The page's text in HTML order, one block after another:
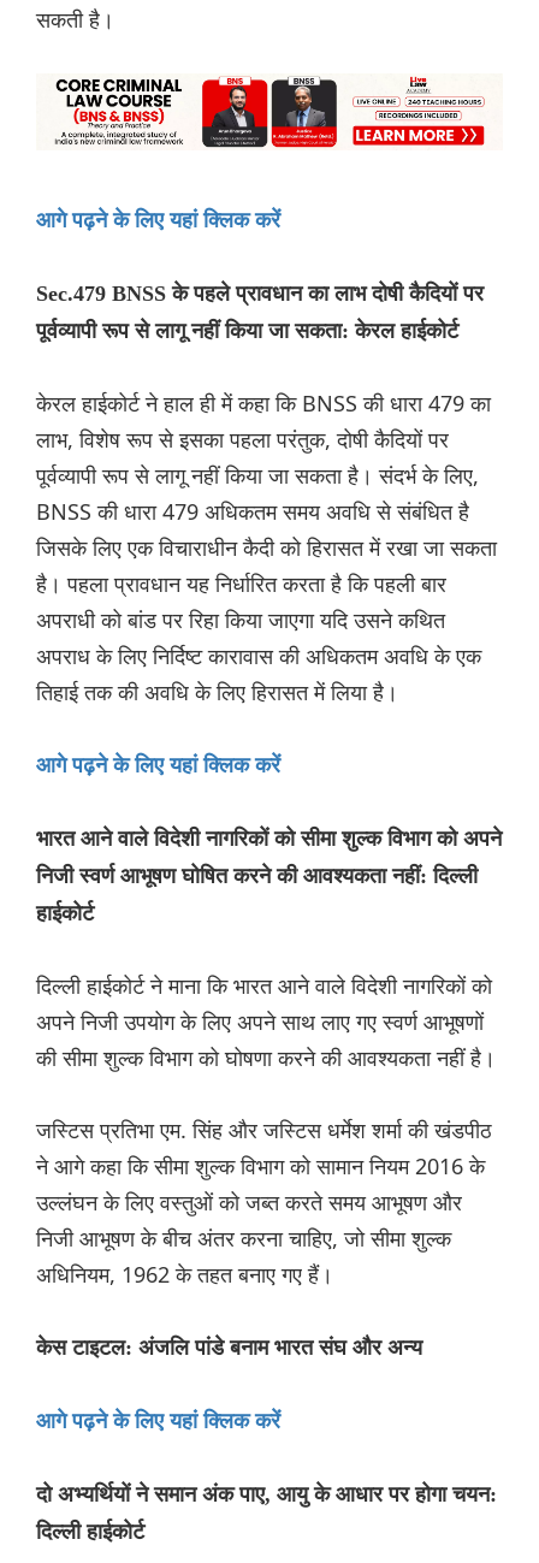
सकती है।
आगे पढ़ने के लिए यहां क्लिक करें
Sec.479 BNSS के पहले प्रावधान का लाभ दोषी कैदियों पर
पूर्वव्यापी रूप से लागू नहीं किया जा सकता: केरल हाईकोर्ट
केरल हाईकोर्ट ने हाल ही में कहा कि BNSS की धारा 479 का
लाभ, विशेष रूप से इसका पहला परंतुक, दोषी कैदियों पर
पूर्वव्यापी रूप से लागू नहीं किया जा सकता है। संदर्भ के लिए,
BNSS की धारा 479 अधिकतम समय अवधि से संबंधित है
जिसके लिए एक विचाराधीन कैदी को हिरासत में रखा जा सकता
है। पहला प्रावधान यह निर्धारित करता है कि पहली बार
अपराधी को बांड पर रिहा किया जाएगा यदि उसने कथित
अपराध के लिए निर्दिष्ट कारावास की अधिकतम अवधि के एक
तिहाई तक की अवधि के लिए हिरासत में लिया है।
आगे पढ़ने के लिए यहां क्लिक करें
भारत आने वाले विदेशी नागरिकों को सीमा शुल्क विभाग को अपने
निजी स्वर्ण आभूषण घोषित करने की आवश्यकता नहीं: दिल्ली
हाईकोर्ट
दिल्ली हाईकोर्ट ने माना कि भारत आने वाले विदेशी नागरिकों को
अपने निजी उपयोग के लिए अपने साथ लाए गए स्वर्ण आभूषणों
की सीमा शुल्क विभाग को घोषणा करने की आवश्यकता नहीं है।
जस्टिस प्रतिभा एम. सिंह और जस्टिस धर्मेश शर्मा की खंडपीठ
ने आगे कहा कि सीमा शुल्क विभाग को सामान नियम 2016 के
उल्लंघन के लिए वस्तुओं को जब्त करते समय आभूषण और
निजी आभूषण के बीच अंतर करना चाहिए, जो सीमा शुल्क
अधिनियम, 1962 के तहत बनाए गए हैं।
केस टाइटल: अंजलि पांडे बनाम भारत संघ और अन्य
आगे पढ़ने के लिए यहां क्लिक करें
दो अभ्यर्थियों ने समान अंक पाए, आयु के आधार पर होगा चयन:
दिल्ली हाईकोर्ट